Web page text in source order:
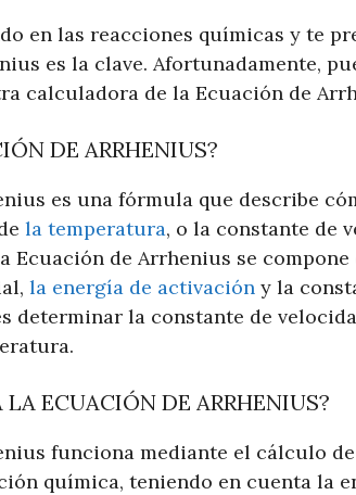
en las reacciones químicas y te
es la clave. Afortunadamente,
calculadora de la Ecuación de
DE ARRHENIUS?
es una fórmula que describe
la temperatura, o la constante de
Ecuación de Arrhenius se
la energía de activación y la
determinar la constante de
ECUACIÓN DE ARRHENIUS?
funciona mediante el cálculo
química, teniendo en cuenta la